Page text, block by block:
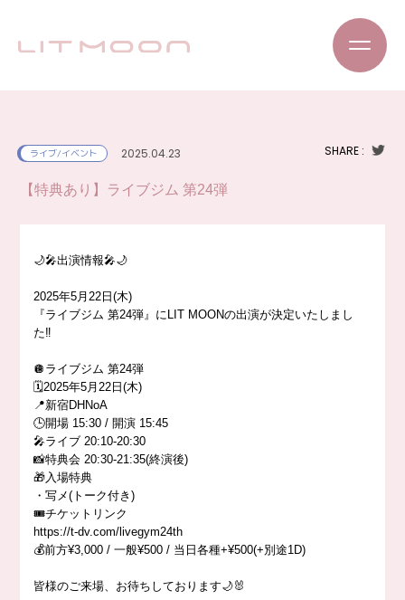
ライブ/イベント 2025.04.23 SHARE :
【特典あり】ライブジム 第24弾
🌙🎤出演情報🎤🌙
2025年5月22日(木)
『ライブジム 第24弾』にLIT MOONの出演が決定いたしまし
た‼️
🪩ライブジム 第24弾
🗓️2025年5月22日(木)
📍新宿DHNoA
🕒開場 15:30 / 開演 15:45
🎤ライブ 20:10-20:30
📸特典会 20:30-21:35(終演後)
🎁入場特典
・写メ(トーク付き)
🎟️チケットリンク
https://t-dv.com/livegym24th
💰前方¥3,000 / 一般¥500 / 当日各種+¥500(+別途1D)
皆様のご来場、お待ちしております🌙🐰